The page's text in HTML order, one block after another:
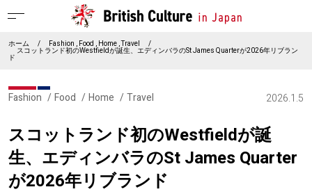
ホーム / Fashion Food Home Travel /
スコットランド初のWestfieldが誕生、エディンバラのSt James Quarterが2026年リブラン
ド
Fashion Food Home Travel 2026.1.5
スコットランド初のWestfieldが誕
生、エディンバラのSt James Quarter
が2026年リブランド